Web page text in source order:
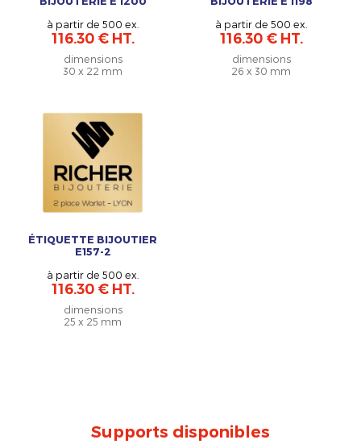
à partir de 500 ex.
116.30 € HT.
dimensions
30 x 22 mm
à partir de 500 ex.
116.30 € HT.
dimensions
26 x 30 mm
ÉTIQUETTE BIJOUTIER
E157-2
à partir de 500 ex.
116.30 € HT.
dimensions
25 x 25 mm
Supports disponibles